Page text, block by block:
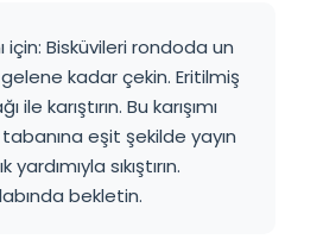
için: Bisküvileri rondoda un
kadar çekin. Eritilmiş
ile karıştırın. Bu karışımı
tabanına eşit şekilde yayın
yardımıyla sıkıştırın.
bekletin.